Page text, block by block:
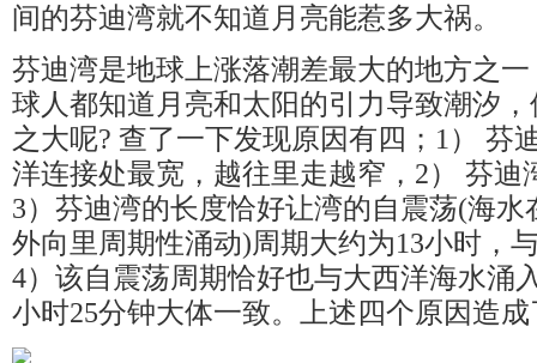
间的芬迪湾就不知道月亮能惹多大祸。
芬迪湾是地球上涨落潮差最大的地方之
球人都知道月亮和太阳的引力导致潮汐
之大呢? 查了一下发现原因有四；1） 芬
洋连接处最宽，越往里走越窄，2） 芬迪
3）芬迪湾的长度恰好让湾的自震荡(海
外向里周期性涌动)周期大约为13小时，
4）该自震荡周期恰好也与大西洋海水涌
小时25分钟大体一致。上述四个原因造